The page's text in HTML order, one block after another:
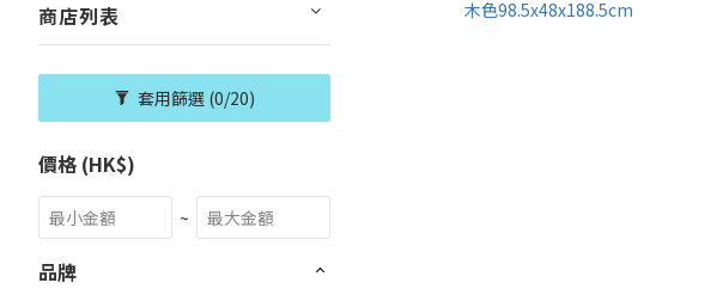
商店列表
套用篩選 (0/20)
價格 (HK$)
~
品牌